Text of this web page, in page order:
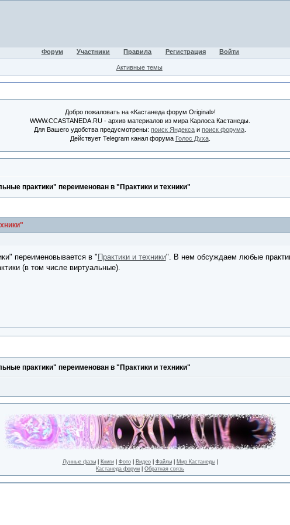
Форум Участники Правила Регистрация Войти
Активные темы
Добро пожаловать на «Кастанеда форум Original»!
WWW.CCASTANEDA.RU - архив материалов из мира Карлоса Кастанеды.
Для Вашего удобства предусмотрены:поиск Яндекса ипоиск форума
Действует Telegram канал форума Голос Духа.
практики" переименован в "Практики и техники"
переименовывается в " Практики и техники". В нем обсуждаем любые
(в том числе виртуальные).
практики" переименован в "Практики и техники"
Лунные фазы| Книги| Фото| Видео| Файлы| Мир Кастанеды|
Кастанеда форум |Обратная связь